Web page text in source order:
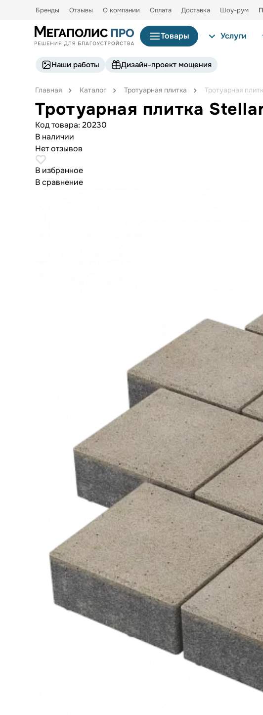
Бренды Отзывы О компании Оплата Доставка Шоу-рум
Товары Услуги
Наши работы Дизайн-проект мощения
Главная Каталог Тротуарная плитка Тротуарная
Тротуарная плитка
Код товара: 20230
В наличии
Нет отзывов
В избранное
В сравнение